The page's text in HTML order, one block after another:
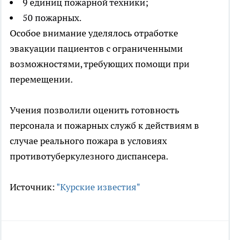
9 единиц пожарной техники;
50 пожарных.
Особое внимание уделялось отработке
эвакуации пациентов с ограниченными
возможностями, требующих помощи при
перемещении.
Учения позволили оценить готовность
персонала и пожарных служб к действиям в
случае реального пожара в условиях
противотуберкулезного диспансера.
Источник: "Курские известия"